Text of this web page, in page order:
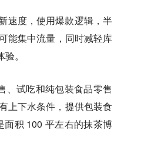
速度，使用爆款逻辑，半
能集中流量，同时减轻库
。
、试吃和纯包装食品零售
上下水条件，提供包装食
面积 100 平左右的抹茶博